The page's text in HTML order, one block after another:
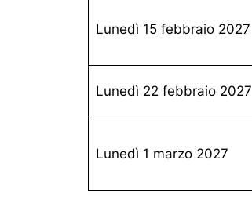
Lunedì 15 febbraio 2027
Lunedì 22 febbraio 2027
Lunedì 1 marzo 2027